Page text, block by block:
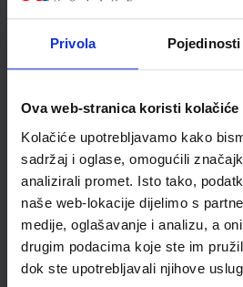
Privola Pojedinosti
Ova web-stranica koristi kolačiće
Kolačiće upotrebljavamo kako
sadržaj i oglase, omogućili
analizirali promet. Isto tako,
naše web-lokacije dijelimo s
medije, oglašavanje i analizu, a
drugim podacima koje ste im
dok ste upotrebljavali njihove
Autor(i):
Vladimir Paar Anica Hrlec Melita
Vadlja Rešetar
Nakladnik:ŠKOLSKA KNJIGA d.d.
ŠIFRA OMOTA:
Udžbenik
KEMIJA 4; udžbenik kemije u
dodatnim digitalnim sadržajima